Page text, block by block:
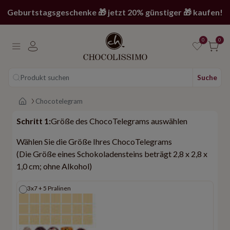
Geburtstagsgeschenke 🎁 jetzt 20% günstiger 🎁 kaufen!
0 0
Produkt suchen Suche
Main page
Chocotelegram
Schritt 1:Größe des ChocoTelegrams auswählen
Wählen Sie die Größe Ihres ChocoTelegrams
(Die Größe eines Schokoladensteins beträgt 2,8 x 2,8 x
1,0 cm; ohne Alkohol)
3x7 + 5 Pralinen